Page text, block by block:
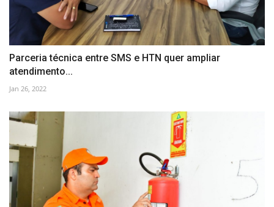
Parceria técnica entre SMS e HTN quer ampliar
atendimento...
Jan 26, 2022